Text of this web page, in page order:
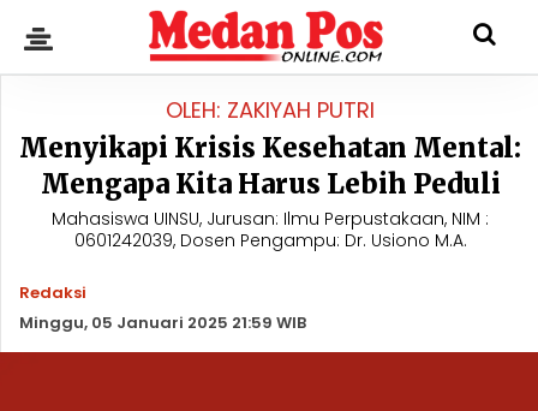
OLEH: ZAKIYAH PUTRI
Menyikapi Krisis Kesehatan Mental:
Mengapa Kita Harus Lebih Peduli
Mahasiswa UINSU, Jurusan: Ilmu Perpustakaan, NIM :
0601242039, Dosen Pengampu: Dr. Usiono M.A.
Redaksi
Minggu, 05 Januari 2025 21:59 WIB